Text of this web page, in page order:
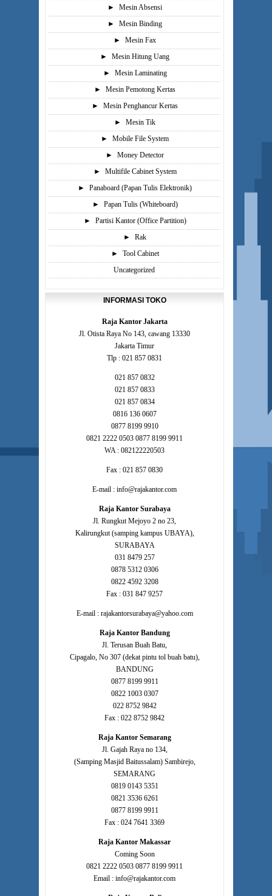
►
Mesin Absensi
►
Mesin Binding
►
Mesin Fax
►
Mesin Hitung Uang
►
Mesin Laminating
►
Mesin Pemotong Kertas
►
Mesin Penghancur Kertas
►
Mesin Tik
►
Mobile File System
►
Money Detector
►
Multifile Cabinet System
►
Panaboard (Papan Tulis Elektronik)
►
Papan Tulis (Whiteboard)
►
Partisi Kantor (Office Partition)
►
Rak
►
Tool Cabinet
Uncategorized
INFORMASI TOKO
Raja Kantor Jakarta
Jl. Otista Raya No 143, cawang 13330
Jakarta Timur
Tlp : 021 857 0831
021 857 0832
021 857 0833
021 857 0834
0816 136 0607
0877 8199 9910
0821 2222 0503 0877 8199 9911
WA : 082122220503
Fax : 021 857 0830
E-mail : info@rajakantor.com
Raja Kantor Surabaya
Jl. Rungkut Mejoyo 2 no 23,
Kalirungkut (samping kampus UBAYA),
SURABAYA
031 8479 257
0878 5312 0306
0822 4592 3208
Fax : 031 847 9257
E-mail : rajakantorsurabaya@yahoo.com
Raja Kantor Bandung
Jl. Terusan Buah Batu,
Cipagalo, No 307 (dekat pintu tol buah batu),
BANDUNG
0877 8199 9911
0822 1003 0307
022 8752 9842
Fax : 022 8752 9842
Raja Kantor Semarang
Jl. Gajah Raya no 134,
(Samping Masjid Baitussalam) Sambirejo,
SEMARANG
0819 0143 5351
0821 3536 6261
0877 8199 9911
Fax : 024 7641 3369
Raja Kantor Makassar
Coming Soon
0821 2222 0503 0877 8199 9911
Email : info@rajakantor.com